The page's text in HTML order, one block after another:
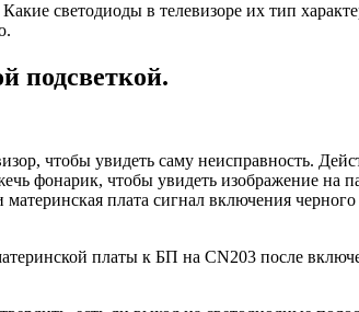
светодиоды в телевизоре их тип
подсветкой.
чтобы увидеть саму неисправность.
фонарик, чтобы увидеть изображение на
плата сигнал включения
платы к БП на CN203 после